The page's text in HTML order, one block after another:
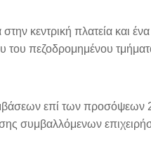
κεντρική πλατεία
πεζοδρομημένου
επί των
συμβαλλόμενων